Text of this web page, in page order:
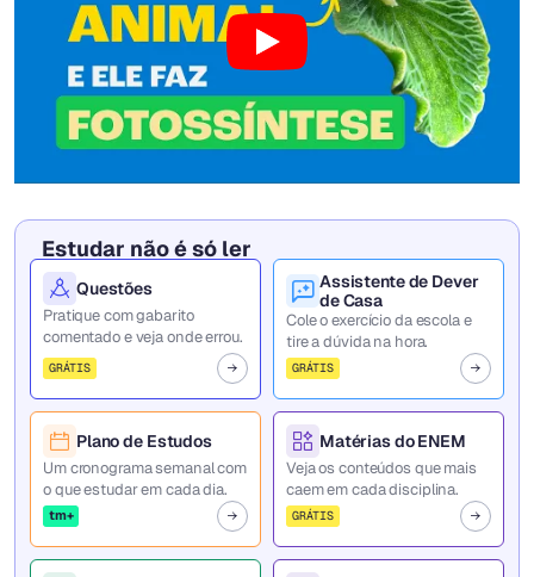
Estudar não é só ler
Questões
Pratique com gabarito
comentado e veja onde errou.
GRÁTIS
Assistente de Dever
de Casa
Cole o exercício da escola e
tire a dúvida na hora.
GRÁTIS
Plano de Estudos
Um cronograma semanal com
o que estudar em cada dia.
tm+
Matérias do ENEM
Veja os conteúdos que mais
caem em cada disciplina.
GRÁTIS